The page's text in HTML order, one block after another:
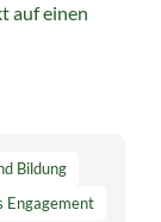
auf einen
Bildung
Engagement